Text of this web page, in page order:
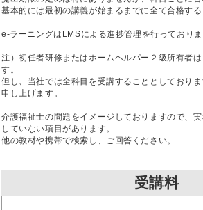
基本的には最初の講義が始まるまでに全て合格する
e-ラーニングはLMSによる進捗管理を行っておりま
注）初任者研修またはホームヘルパー２級所有者
す。
但し、当社では全科目を受講することとしており
申し上げます。
介護福祉士の問題をイメージしておりますので、
していない項目があります。
他の教材や携帯で検索し、ご回答ください。
受講料